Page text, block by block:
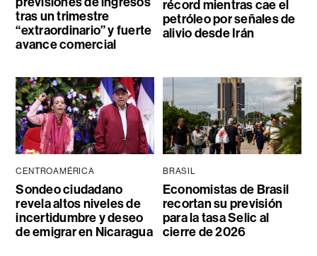
tras un trimestre
“extraordinario” y fuerte
avance comercial
récord mientras cae el
petróleo por señales de
alivio desde Irán
CENTROAMÉRICA
Sondeo ciudadano
revela altos niveles de
incertidumbre y deseo
de emigrar en Nicaragua
BRASIL
Economistas de Brasil
recortan su previsión
para la tasa Selic al
cierre de 2026